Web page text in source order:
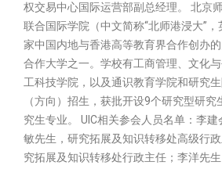
权交易中心国际运营部副总经理。 北京
联合国际学院（中文简称“北师港浸大”，
家中国内地与香港高等教育界合作创办
合作大学之一。学校有工商管理、文化
工科技学院，以及通识教育学院和研究
（方向）招生，获批开设9个研究型研
究生专业。 UIC相关参会人员名单：李
敏先生，研究拓展及知识转移处高级行
究拓展及知识转移处行政主任；李洋先